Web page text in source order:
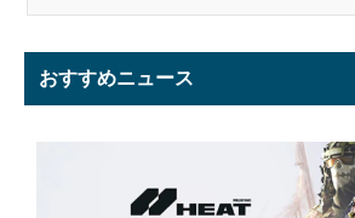
おすすめニュース